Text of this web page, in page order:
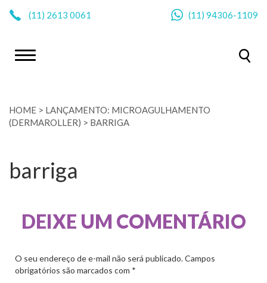
(11) 2613 0061 (11) 94306-1109
HOME > LANÇAMENTO: MICROAGULHAMENTO
(DERMAROLLER) > BARRIGA
barriga
DEIXE UM COMENTÁRIO
O seu endereço de e-mail não será publicado. Campos
obrigatórios são marcados com *